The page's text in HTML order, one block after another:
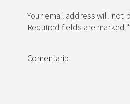
Your email address will not
Required fields are marked *
Comentario